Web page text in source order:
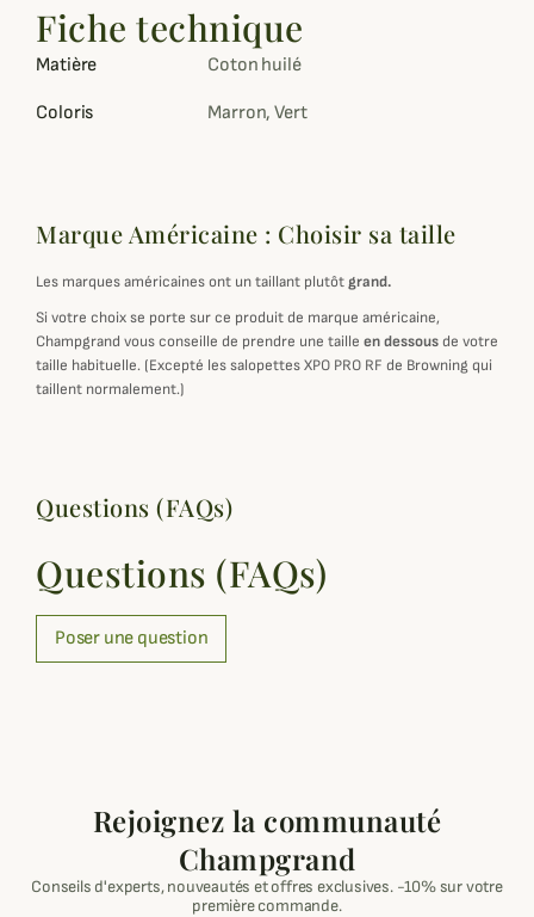
Fiche technique
Matière Coton huilé
Coloris Marron, Vert
Marque Américaine : Choisir sa taille
Les marques américaines ont un taillant plutôt grand.
Si votre choix se porte sur ce produit de marque américaine,
Champgrand vous conseille de prendre une taille en dessousde votre
taille habituelle. (Excepté les salopettes XPO PRO RF de Browning qui
taillent normalement.)
Questions (FAQs)
Questions (FAQs)
Poser une question
Rejoignez la communauté
Champgrand
Conseils d'experts, nouveautés et offres exclusives. -10% sur votre
première commande.